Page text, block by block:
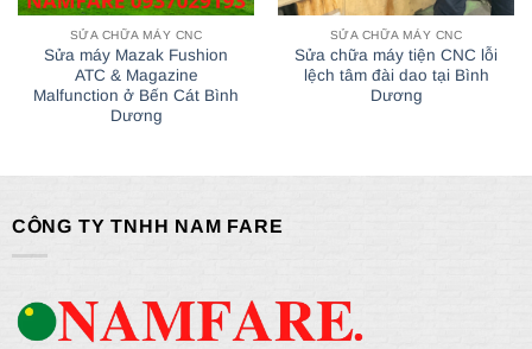
SỬA CHỮA MÁY CNC
Sửa máy Mazak Fushion
ATC & Magazine
Malfunction ở Bến Cát Bình
Dương
SỬA CHỮA MÁY CNC
Sửa chữa máy tiện CNC lỗi
lệch tâm đài dao tại Bình
Dương
CÔNG TY TNHH NAM FARE